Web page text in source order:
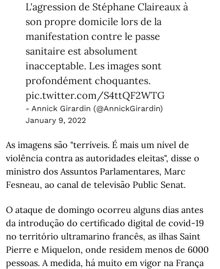
L'agression de Stéphane Claireaux à
son propre domicile lors de la
manifestation contre le passe
sanitaire est absolument
inacceptable. Les images sont
profondément choquantes.
pic.twitter.com/S4ttQF2WTG
- Annick Girardin (@AnnickGirardin)
January 9, 2022
As imagens são "terríveis. É mais um nível de
violência contra as autoridades eleitas", disse o
ministro dos Assuntos Parlamentares, Marc
Fesneau, ao canal de televisão Public Senat.
O ataque de domingo ocorreu alguns dias antes
da introdução do certificado digital de covid-19
no território ultramarino francês, as ilhas Saint
Pierre e Miquelon, onde residem menos de 6000
pessoas. A medida, há muito em vigor na França